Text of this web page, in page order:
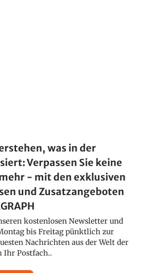
was in der
Verpassen Sie keine
- mit den exklusiven
und Zusatzangeboten
kostenlosen Newsletter und
bis Freitag pünktlich zur
Nachrichten aus der Welt der
Postfach..